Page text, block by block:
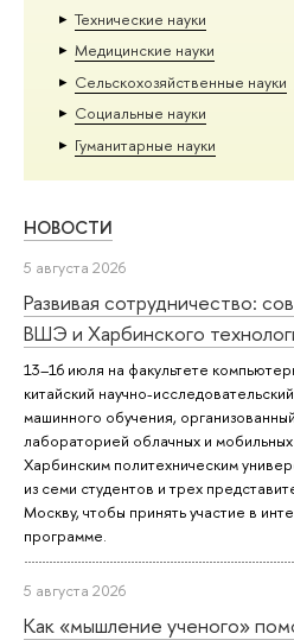
Тех­ничес­кие науки
Медицинские науки
Сельскохозяйственные науки
Социальные науки
Гуманитарные науки
НОВОСТИ
5 августа 2026
Развивая сотрудничество:
ВШЭ и Харбинского
13–16 июля на факультете
китайский научно-
машинного обучения,
лабораторией облачных и
Харбинским политехническим
из семи студентов и трех
Москву, чтобы принять участие в
программе.
5 августа 2026
Как «мышление ученого»